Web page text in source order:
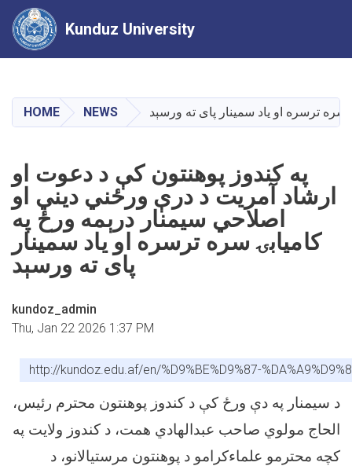
main
content
Kunduz University
HOME NEWS ترسره او یاد سمینار پای ته ورسېد
په کندوز پوهنتون کې د دعوت او
ارشاد آمریت د درې ورځني دیني او
اصلاحي سیمنار درېمه ورځ په
کامیابۍ سره ترسره او یاد سمینار
پای ته ورسېد
kundoz_admin
Thu, Jan 22 2026 1:37 PM
http://kundoz.edu.af/en/%D9%BE%D9%87-
د سیمنار په دې ورځ کې د کندوز پوهنتون محترم رئیس،
الحاج مولوي صاحب عبدالهادي همت، د کندوز ولایت په
کچه محترمو علماءکرامو د پوهنتون مرستیالانو، د